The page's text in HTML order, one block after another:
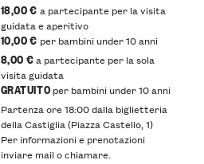
18,00 € a partecipante per la visita
guidata e aperitivo
10,00 € per bambini under 10 anni
8,00 €a partecipante per la sola
visita guidata
GRATUITO per bambini under 10 anni
Partenza ore 18:00 dalla biglietteria
della Castiglia (Piazza Castello, 1)
Per informazioni e prenotazioni
inviare mail o chiamare.